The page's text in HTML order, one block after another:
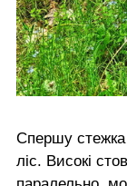
Спершу стежка
ліс. Високі